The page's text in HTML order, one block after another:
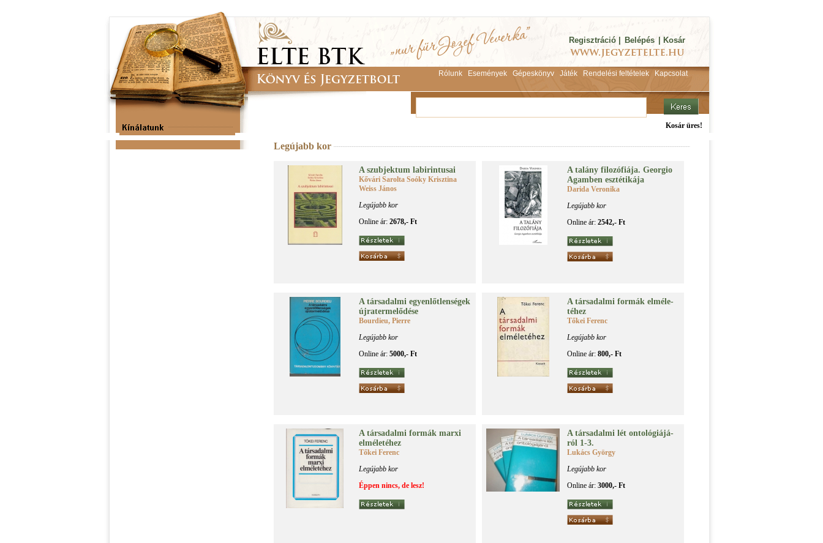
Regisztráció Belépés Kosár
Rólunk Események Gépeskönyv Játék Rendelési feltételek Kapcsolat
Kosár üres!
Legújabb kor
A szub­jek­tum la­bi­rin­tu­sai
Kővári Sarolta Soóky Krisztina
Weiss János
Legújabb kor
Online ár: 2678,- Ft
A ta­lány fi­lo­zó­fi­á­ja. Ge­or­gio
Agam­ben esz­té­ti­ká­ja
Darida Veronika
Legújabb kor
Online ár: 2542,- Ft
A tár­sa­dal­mi egyen­lőt­len­sé­gek
új­ra­ter­me­lő­dé­se
Bourdieu, Pierre
Legújabb kor
Online ár: 5000,- Ft
A tár­sa­dal­mi for­mák el­mé­le­
té­hez
Tőkei Ferenc
Legújabb kor
Online ár: 800,- Ft
A tár­sa­dal­mi for­mák mar­xi
el­mé­le­té­hez
Tőkei Ferenc
Legújabb kor
Éppen nincs, de lesz!
A tár­sa­dal­mi lét on­to­ló­gi­á­já­
ról 1-3.
Lukács György
Legújabb kor
Online ár: 3000,- Ft